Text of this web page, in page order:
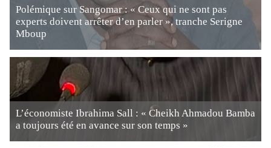
Polémique sur Sangomar : « Ceux qui ne sont pas
experts doivent arrêter d’en parler », tranche Serigne
Mboup
L’économiste Ibrahima Sall : « Cheikh Ahmadou Bamba
a toujours été en avance sur son temps »